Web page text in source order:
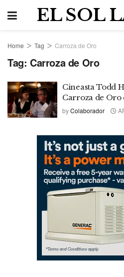
EL SOL
Home Tag Carroza de Oro
Tag: Carroza de Oro
Cineasta Todd
Carroza de Oro
byColaborador